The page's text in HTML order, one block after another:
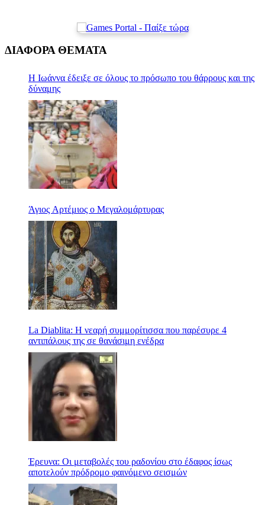
ΔΙΑΦΟΡΑ ΘΕΜΑΤΑ
Η Ιωάννα έδειξε σε όλους το πρόσωπο του θάρρους και της
δύναμης
Άγιος Αρτέμιος ο Μεγαλομάρτυρας
La Diablita: Η νεαρή συμμορίτισσα που παρέσυρε 4
αντιπάλους της σε θανάσιμη ενέδρα
Έρευνα: Οι μεταβολές του ραδονίου στο έδαφος ίσως
αποτελούν πρόδρομο φαινόμενο σεισμών